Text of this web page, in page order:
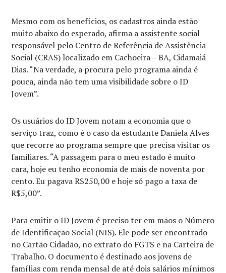
Mesmo com os benefícios, os cadastros ainda estão
muito abaixo do esperado, afirma a assistente social
responsável pelo Centro de Referência de Assistência
Social (CRAS) localizado em Cachoeira – BA, Cidamaiá
Dias. “Na verdade, a procura pelo programa ainda é
pouca, ainda não tem uma visibilidade sobre o ID
Jovem”.
Os usuários do ID Jovem notam a economia que o
serviço traz, como é o caso da estudante Daniela Alves
que recorre ao programa sempre que precisa visitar os
familiares. “A passagem para o meu estado é muito
cara, hoje eu tenho economia de mais de noventa por
cento. Eu pagava R$250,00 e hoje só pago a taxa de
R$5,00”.
Para emitir o ID Jovem é preciso ter em mãos o Número
de Identificação Social (NIS). Ele pode ser encontrado
no Cartão Cidadão, no extrato do FGTS e na Carteira de
Trabalho. O documento é destinado aos jovens de
famílias com renda mensal de até dois salários mínimos